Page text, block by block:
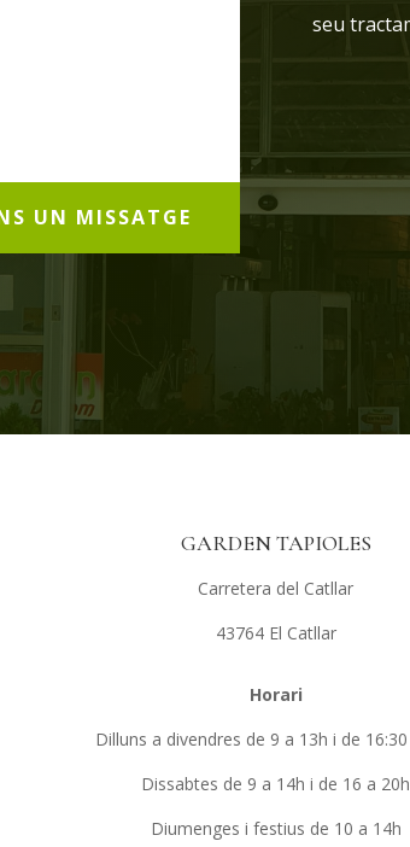
UN MISSATGE
seu
GARDEN TAPIOLES
Carretera del Catllar
43764 El Catllar
Horari
Dilluns a divendres de 9 a 13h i de
Dissabtes de 9 a 14h i de 16 a 20h
Diumenges i festius de 10 a 14h